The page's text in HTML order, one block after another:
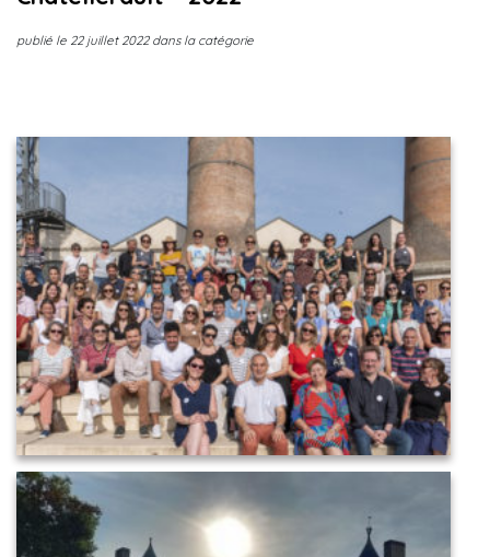
publié le 22 juillet 2022dans la catégorie